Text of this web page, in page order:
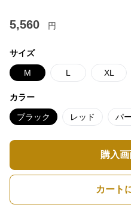
5,560 円
サイズ
M L XL
カラー
ブラック レッド パ
購入
カート